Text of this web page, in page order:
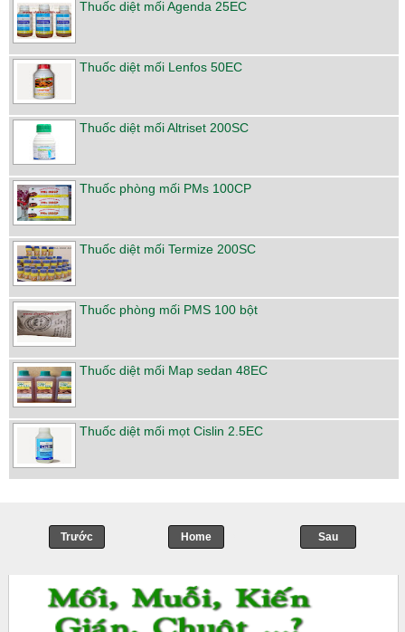
Thuốc diệt mối Agenda 25EC
Thuốc diệt mối Lenfos 50EC
Thuốc diệt mối Altriset 200SC
Thuốc phòng mối PMs 100CP
Thuốc diệt mối Termize 200SC
Thuốc phòng mối PMS 100 bột
Thuốc diệt mối Map sedan 48EC
Thuốc diệt mối mọt Cislin 2.5EC
Trước Sau
Home